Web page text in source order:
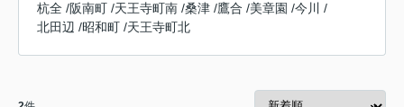
杭全 /阪南町 /天王寺町南 /桑津 /鷹合 /美章園 /今川
/
北田辺 /昭和町 /天王寺町北